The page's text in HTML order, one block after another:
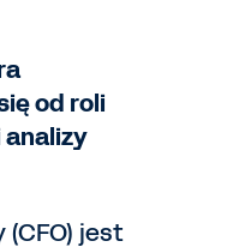
od roli
analizy
jest